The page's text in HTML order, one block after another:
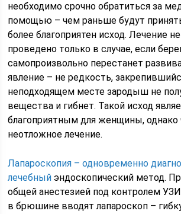
необходимо срочно обратиться за
помощью – чем раньше будут
более благоприятен исход. Лечение
проведено только в случае, если
самопроизвольно перестанет
явление – не редкость,
неподходящем месте зародыш не
вещества и гибнет. Такой исход
благоприятным для женщины, однако
неотложное лечение.
Лапароскопия – одновременно
лечебный эндоскопический метод.
общей анестезией под контролем
в брюшине вводят лапароскоп –